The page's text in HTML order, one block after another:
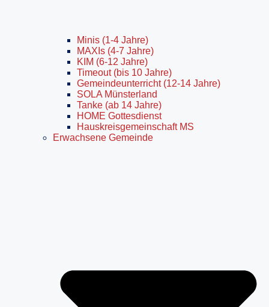
Minis (1-4 Jahre)
MAXIs (4-7 Jahre)
KIM (6-12 Jahre)
Timeout (bis 10 Jahre)
Gemeindeunterricht (12-14 Jahre)
SOLA Münsterland
Tanke (ab 14 Jahre)
HOME Gottesdienst
Hauskreisgemeinschaft MS
Erwachsene Gemeinde